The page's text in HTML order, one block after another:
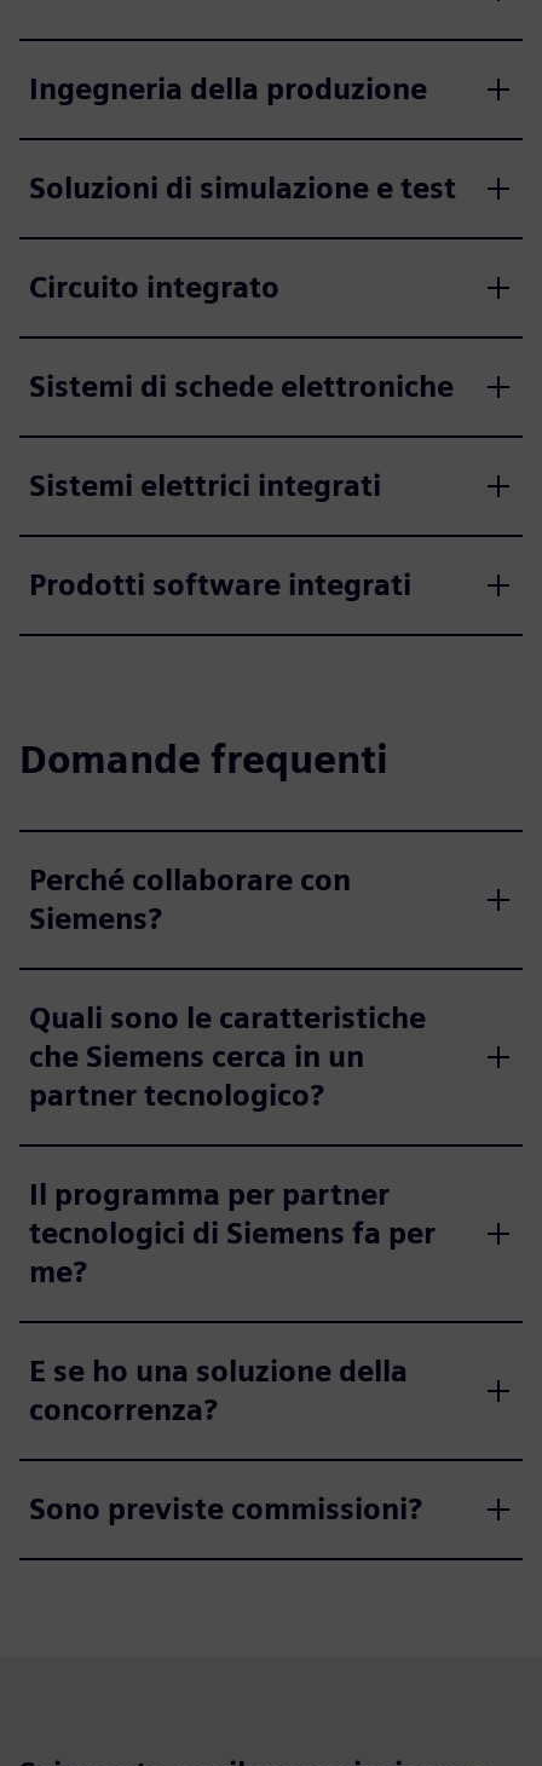
Ingegneria della produzione
Soluzioni di simulazione e test
Circuito integrato
Sistemi di schede elettroniche
Sistemi elettrici integrati
Prodotti software integrati
Domande frequenti
Perché collaborare con
Siemens?
Quali sono le caratteristiche
che Siemens cerca in un
partner tecnologico?
Il programma per partner
tecnologici di Siemens fa per
me?
E se ho una soluzione della
concorrenza?
Sono previste commissioni?